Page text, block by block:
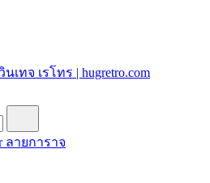
มีราคาแบบสวยๆเพียบหรือสั่งทำโทร
เรโทร | hugretro.com
ฟ ผับ โรงแรม ป้ายโค้ก เป็ปซี่เวสป้า
ราคาแบบสวยๆเพียบหรือสั่งทำโทร
ลายการาจ